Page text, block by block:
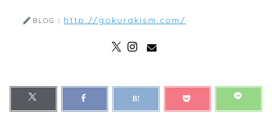
BLOG： http://gokurakism.com/